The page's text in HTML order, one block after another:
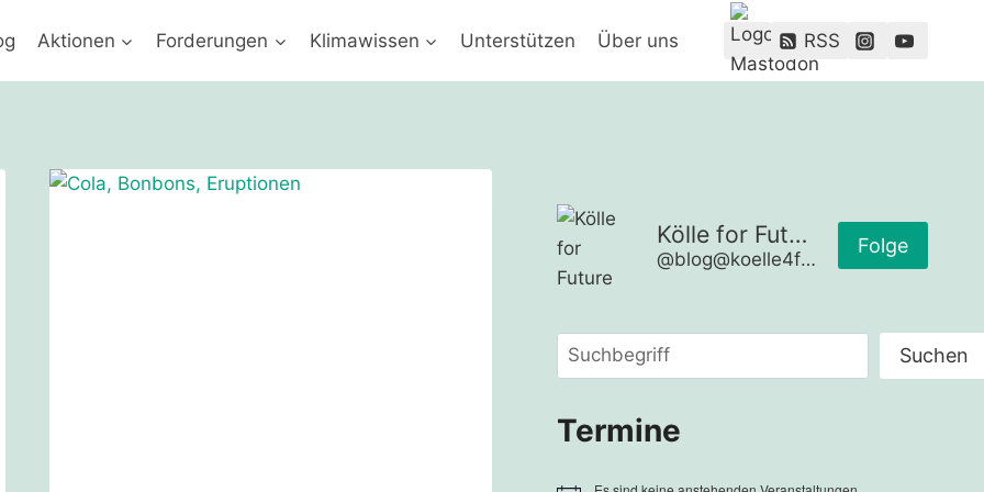
Aktionen Forderungen Klimawissen Unterstützen Über uns RSS
Kölle for Future
@blog@koelle4future.de
Folge
Suchen Suchen
Termine